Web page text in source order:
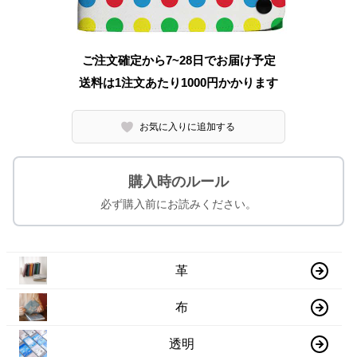
ご注文確定から7~28日でお届け予定
送料は1注文あたり 1000円かかります
お気に入りに追加する
購入時のルール
必ず購入前にお読みください。
革
布
透明